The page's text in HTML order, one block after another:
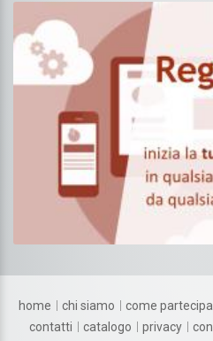
home chi siamo come
contatti
catalogo privacy